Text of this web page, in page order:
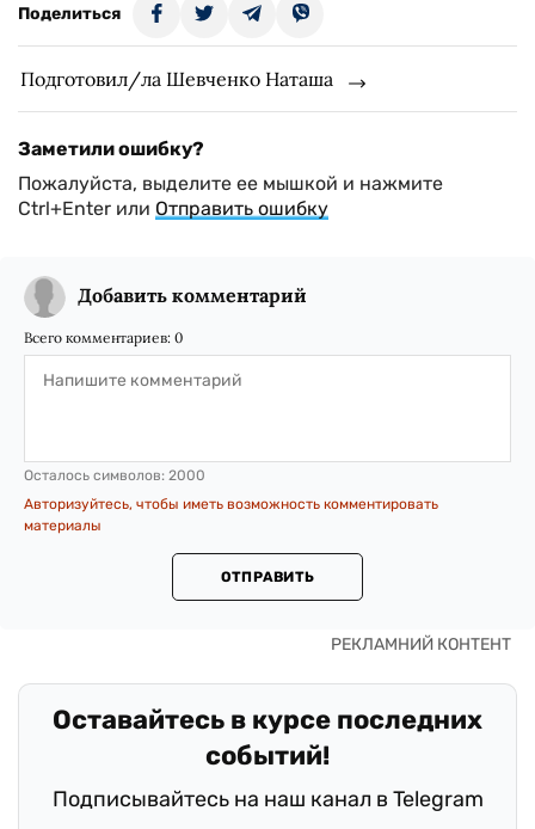
Поделиться
Подготовил/ла Шевченко Наташа
Заметили ошибку?
Пожалуйста, выделите ее мышкой и нажмите
Ctrl+Enter или Отправить ошибку
Добавить комментарий
Всего комментариев: 0
Осталось символов: 2000
Авторизуйтесь, чтобы иметь возможность комментировать
материалы
ОТПРАВИТЬ
Оставайтесь в курсе последних
событий!
Подписывайтесь на наш канал в Telegram